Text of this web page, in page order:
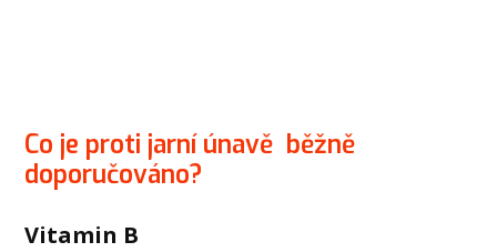
Co je proti jarní únavě běžně
doporučováno?
Vitamin B